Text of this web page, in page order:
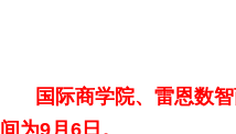
国际商学院、雷恩数
间为9月6日。